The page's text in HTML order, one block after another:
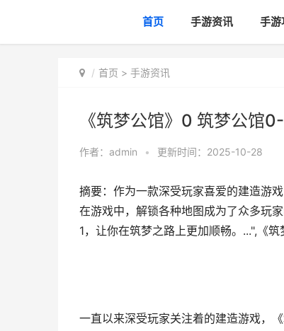
首页 手游资讯 手游
首页 > 手游资讯
《筑梦公馆》0 筑梦公馆
作者： admin • 更新时间：2025-10-28
摘要：作为一款深受玩家喜爱的建造游
在游戏中，解锁各种地图成为了众多玩
1，让你在筑梦之路上更加顺畅。...",《
一直以来深受玩家关注着的建造游戏，